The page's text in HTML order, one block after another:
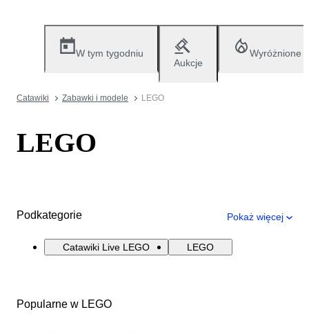
W tym tygodniu
Aukcje
Wyróżnione
Catawiki Zabawki i modele LEGO
LEGO
Podkategorie Pokaż więcej
Catawiki Live LEGO LEGO
Popularne w LEGO